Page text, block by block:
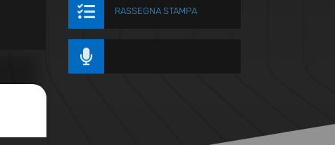
 RASSEGNA STAMPA
